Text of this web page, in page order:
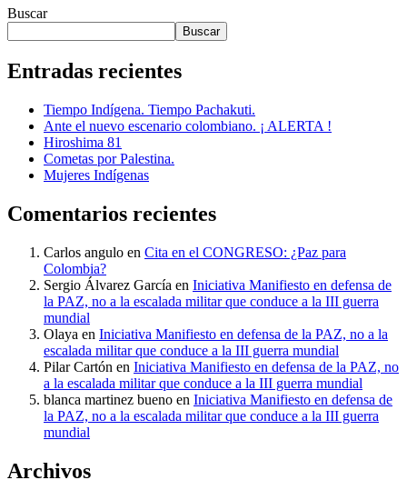
Buscar
Buscar
Entradas recientes
Tiempo Indígena. Tiempo Pachakuti.
Ante el nuevo escenario colombiano. ¡ ALERTA !
Hiroshima 81
Cometas por Palestina.
Mujeres Indígenas
Comentarios recientes
Carlos angulo en Cita en el CONGRESO: ¿Paz para
Colombia?
Sergio Álvarez García en Iniciativa Manifiesto en defensa de
la PAZ, no a la escalada militar que conduce a la III guerra
mundial
Olaya en Iniciativa Manifiesto en defensa de la PAZ, no a la
escalada militar que conduce a la III guerra mundial
Pilar Cartón en Iniciativa Manifiesto en defensa de la PAZ, no
a la escalada militar que conduce a la III guerra mundial
blanca martinez bueno en Iniciativa Manifiesto en defensa de
la PAZ, no a la escalada militar que conduce a la III guerra
mundial
Archivos